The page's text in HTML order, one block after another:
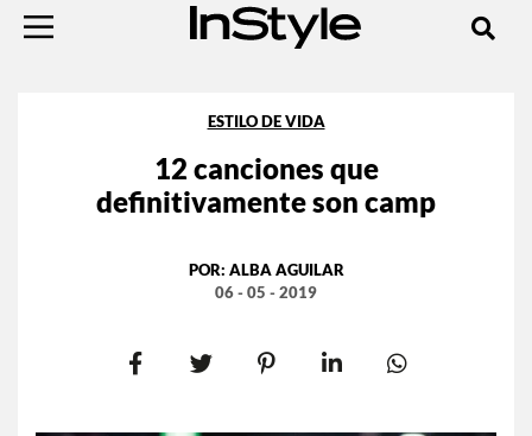
ESTILO DE VIDA
12 canciones que
definitivamente son camp
POR: ALBA AGUILAR
06 - 05 - 2019